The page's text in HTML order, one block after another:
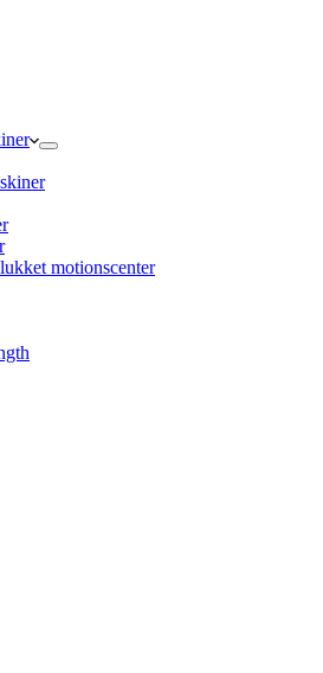
motionscenter